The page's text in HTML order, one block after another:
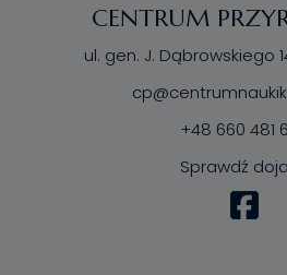
CENTRUM
ul. gen. J. Dąbrowskiego
+48 660 481
Sprawdź